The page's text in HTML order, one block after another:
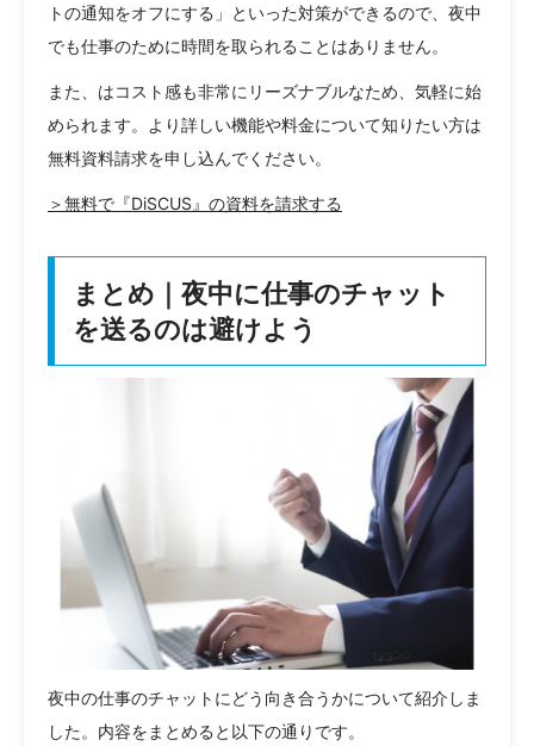
トの通知をオフにする」といった対策ができるので、夜中
でも仕事のために時間を取られることはありません。
また、はコスト感も非常にリーズナブルなため、気軽に始
められます。より詳しい機能や料金について知りたい方は
無料資料請求を申し込んでください。
＞無料で『DiSCUS』の資料を請求する
まとめ｜夜中に仕事のチャット
を送るのは避けよう
夜中の仕事のチャットにどう向き合うかについて紹介しま
した。内容をまとめると以下の通りです。